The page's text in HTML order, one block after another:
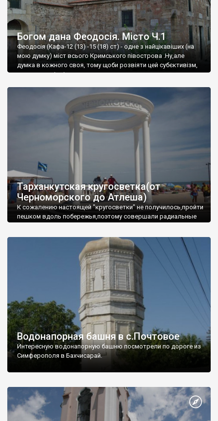
Богом дана Феодосія. Місто Ч.1
Феодосія (Кафа-12 (13) -15 (18) ст) - одне з найцікавіших (на
мою думку) міст всього Кримського півострова .Ну,але
думка в кожного своя, тому щоби розвіяти цей субєктивізм,
запрошую відвідати це
Тарханкутская кругосветка(от
Черноморского до Атлеша)
К сожалению настоящей "кругосветки" не получилось,пройти
пешком вдоль побережья,поэтому совершали радиальные
Водонапорная башня в с.Почтовое
Интересную водонапорную башню посмотрели по дороге из
Симферополя в Бахчисарай.